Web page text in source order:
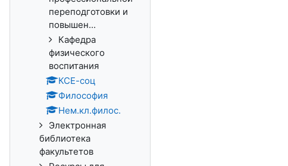
переподготовки и
повышен...
Кафедра
физического
воспитания
КСЕ-соц
Философия
Нем.кл.филос.
Электронная
библиотека
факультетов